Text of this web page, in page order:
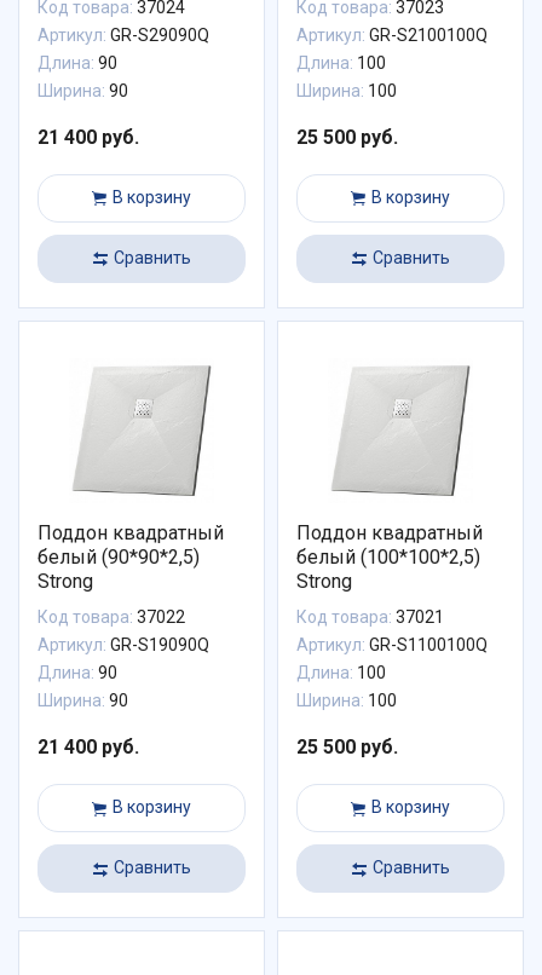
Код товара: 37024
Артикул: GR-S29090Q
Длина: 90
Ширина: 90
21 400 руб.
В корзину
Сравнить
Код товара: 37023
Артикул: GR-S2100100Q
Длина: 100
Ширина: 100
25 500 руб.
В корзину
Сравнить
Поддон квадратный
белый (90*90*2,5)
Strong
Код товара: 37022
Артикул: GR-S19090Q
Длина: 90
Ширина: 90
21 400 руб.
В корзину
Сравнить
Поддон квадратный
белый (100*100*2,5)
Strong
Код товара: 37021
Артикул: GR-S1100100Q
Длина: 100
Ширина: 100
25 500 руб.
В корзину
Сравнить